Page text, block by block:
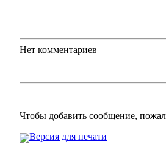
Нет комментариев
Чтобы добавить сообщение,
Версия для печати